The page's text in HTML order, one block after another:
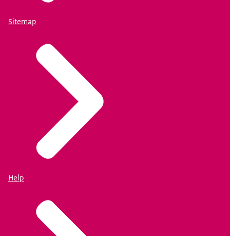
Sitemap
Help